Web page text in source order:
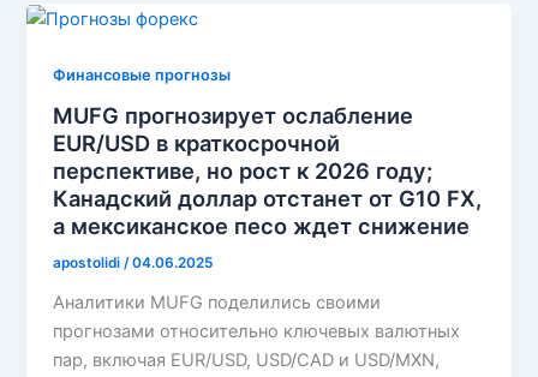
Финансовые прогнозы
MUFG прогнозирует ослабление
EUR/USD в краткосрочной
перспективе, но рост к 2026 году;
Канадский доллар отстанет от G10 FX,
а мексиканское песо ждет снижение
apostolidi/04.06.2025
Аналитики MUFG поделились своими
прогнозами относительно ключевых валютных
пар, включая EUR/USD, USD/CAD и USD/MXN,